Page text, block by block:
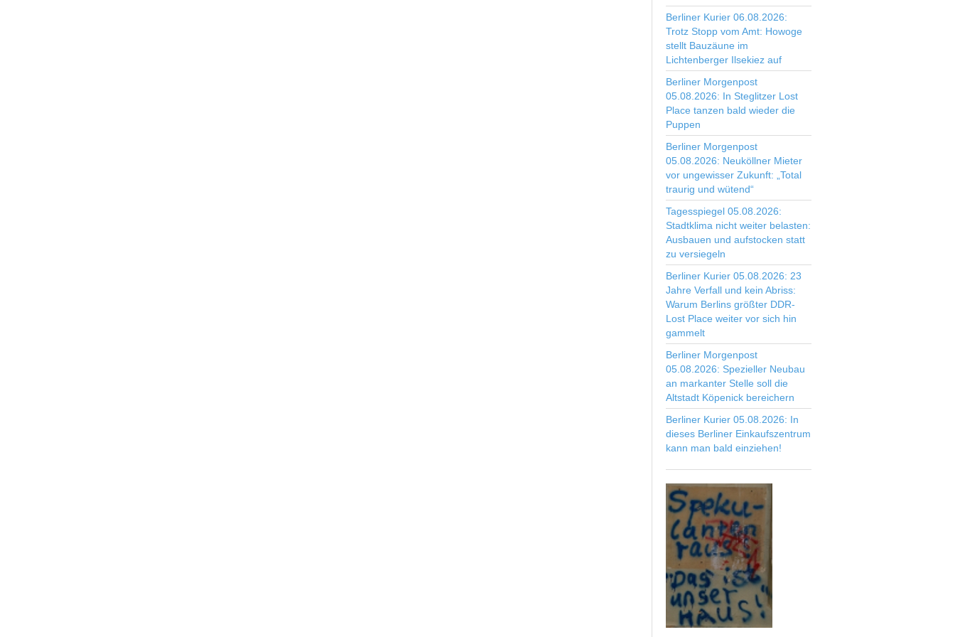
Berliner Kurier 06.08.2026:
Trotz Stopp vom Amt: Howoge
stellt Bauzäune im
Lichtenberger Ilsekiez auf
Berliner Morgenpost
05.08.2026: In Steglitzer Lost
Place tanzen bald wieder die
Puppen
Berliner Morgenpost
05.08.2026: Neuköllner Mieter
vor ungewisser Zukunft: „Total
traurig und wütend“
Tagesspiegel 05.08.2026:
Stadtklima nicht weiter belasten:
Ausbauen und aufstocken statt
zu versiegeln
Berliner Kurier 05.08.2026: 23
Jahre Verfall und kein Abriss:
Warum Berlins größter DDR-
Lost Place weiter vor sich hin
gammelt
Berliner Morgenpost
05.08.2026: Spezieller Neubau
an markanter Stelle soll die
Altstadt Köpenick bereichern
Berliner Kurier 05.08.2026: In
dieses Berliner Einkaufszentrum
kann man bald einziehen!